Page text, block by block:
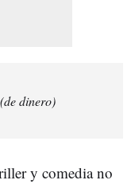
dinero)
y comedia no